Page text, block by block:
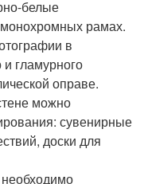
белые
рамах.
в
гламурного
оправе.
можно
сувенирные
доски для